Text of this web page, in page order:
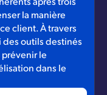
la manière
client. À travers
outils destinés
le
dans le